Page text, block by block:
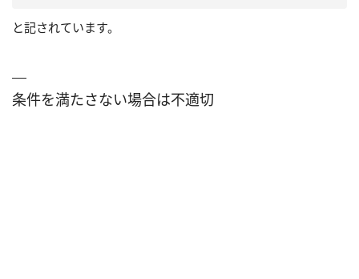
と記されています。
条件を満たさない場合は不適切